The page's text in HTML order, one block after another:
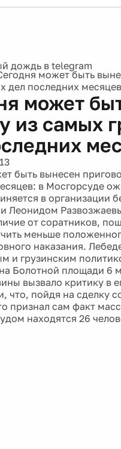
может быть
дел последних месяцев
может
из самых
быть вынесен
в Мосгорсуде
в организации
Леонидом
от соратников,
меньше
наказания.
и грузинским
Болотной площади 6
вызвало критику в
что, пойдя на сделку
признал сам факт
находятся 26